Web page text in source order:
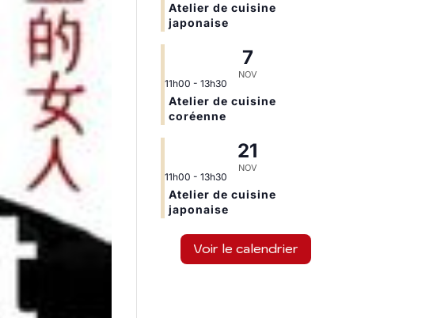
Atelier de cuisine
japonaise
7
NOV
11h00 - 13h30
Atelier de cuisine
coréenne
21
NOV
11h00 - 13h30
Atelier de cuisine
japonaise
Voir le calendrier